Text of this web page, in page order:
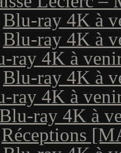
Blu-ray 4K à
Blu-ray 4K à
ray 4K à
Blu-ray 4K à
ray 4K à
Blu-ray 4K à
Réceptions